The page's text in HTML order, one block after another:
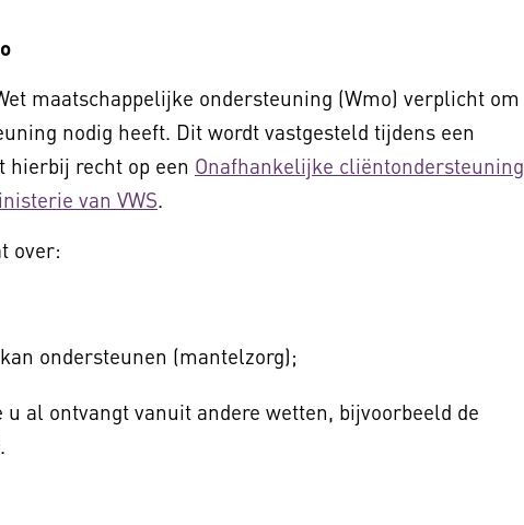
maatschappelijke ondersteuning (Wmo) verplicht om
nodig heeft. Dit wordt vastgesteld tijdens een
hierbij recht op een Onafhankelijke cliëntondersteuning
van VWS.
over:
ondersteunen (mantelzorg);
al ontvangt vanuit andere wetten, bijvoorbeeld de